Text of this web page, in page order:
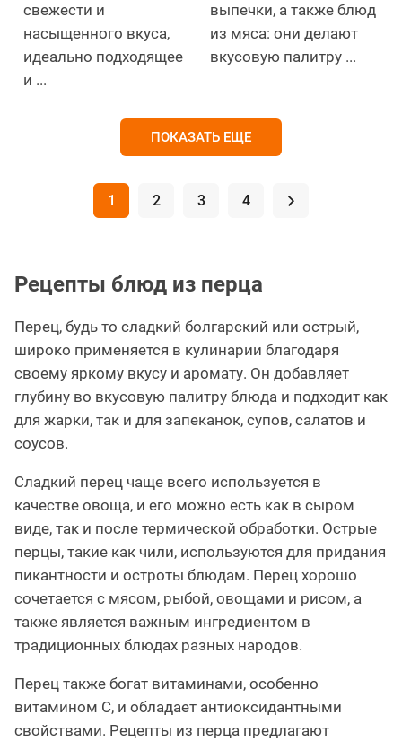
свежести и
насыщенного вкуса,
идеально подходящее
и ...
выпечки, а также блюд
из мяса: они делают
вкусовую палитру ...
ПОКАЗАТЬ ЕЩЕ
1 2 3 4 .
Рецепты блюд из перца
Перец, будь то сладкий болгарский или острый,
широко применяется в кулинарии благодаря
своему яркому вкусу и аромату. Он добавляет
глубину во вкусовую палитру блюда и подходит как
для жарки, так и для запеканок, супов, салатов и
соусов.
Сладкий перец чаще всего используется в
качестве овоща, и его можно есть как в сыром
виде, так и после термической обработки. Острые
перцы, такие как чили, используются для придания
пикантности и остроты блюдам. Перец хорошо
сочетается с мясом, рыбой, овощами и рисом, а
также является важным ингредиентом в
традиционных блюдах разных народов.
Перец также богат витаминами, особенно
витамином С, и обладает антиоксидантными
свойствами. Рецепты из перца предлагают